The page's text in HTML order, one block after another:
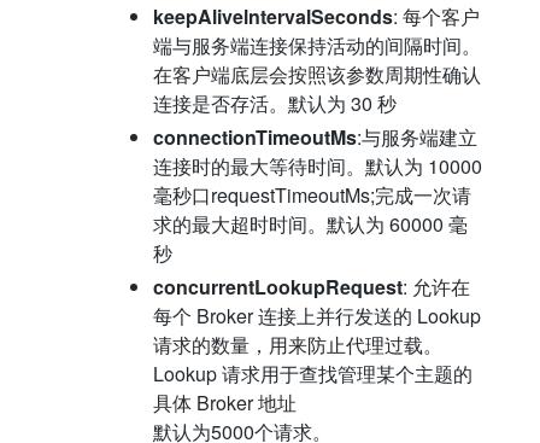
keepAlivelntervalSeconds: 每个客户
端与服务端连接保持活动的间隔时间。
在客户端底层会按照该参数周期性确认
连接是否存活。默认为 30 秒
connectionTimeoutMs:与服务端建立
连接时的最大等待时间。默认为 10000
毫秒口requestTimeoutMs;完成一次请
求的最大超时时间。默认为 60000 毫
秒
concurrentLookupRequest: 允许在
每个 Broker 连接上并行发送的 Lookup
请求的数量，用来防止代理过载。
Lookup 请求用于查找管理某个主题的
具体 Broker 地址
默认为5000个请求。